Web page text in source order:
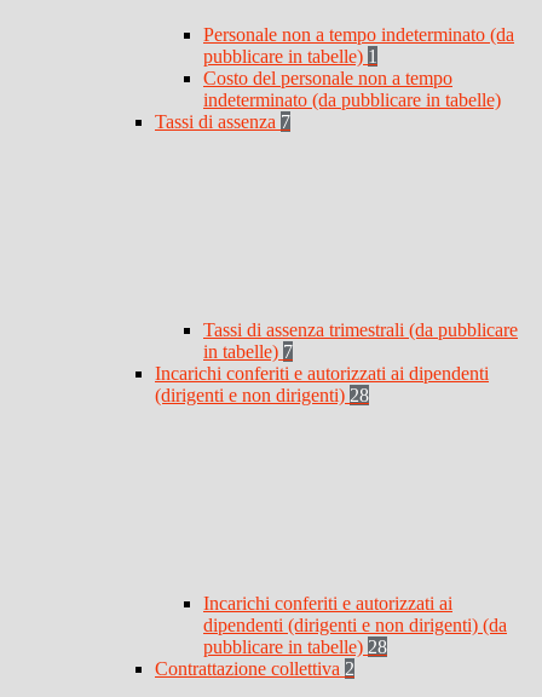
Personale non a tempo indeterminato (da
pubblicare in tabelle) 1
Costo del personale non a tempo
indeterminato (da pubblicare in tabelle)
Tassi di assenza 7
Tassi di assenza trimestrali (da pubblicare
in tabelle) 7
Incarichi conferiti e autorizzati ai dipendenti
(dirigenti e non dirigenti) 28
Incarichi conferiti e autorizzati ai
dipendenti (dirigenti e non dirigenti) (da
pubblicare in tabelle) 28
Contrattazione collettiva 2